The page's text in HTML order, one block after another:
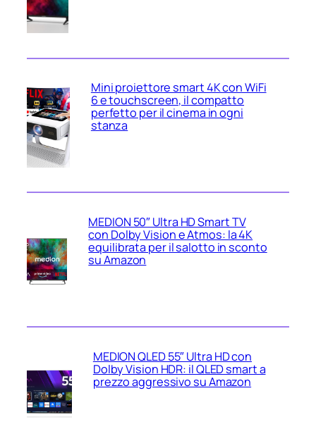
Mini proiettore smart 4K con WiFi
6 e touchscreen, il compatto
perfetto per il cinema in ogni
stanza
MEDION 50″ Ultra HD Smart TV
con Dolby Vision e Atmos: la 4K
equilibrata per il salotto in sconto
su Amazon
MEDION QLED 55″ Ultra HD con
Dolby Vision HDR: il QLED smart a
prezzo aggressivo su Amazon